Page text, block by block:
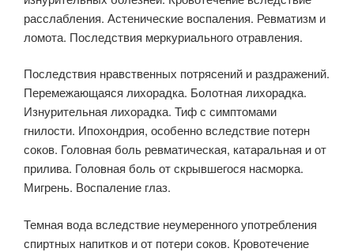
расслабления. Астенические воспаления. Ревматизм и
ломота. Последствия меркуриального отравления.
Последствия нравственных потрясений и раздражений.
Перемежающаяся лихорадка. Болотная лихорадка.
Изнурительная лихорадка. Тиф с симптомами
гнилости. Ипохондрия, особенно вследствие потерн
соков. Головная боль ревматическая, катаральная и от
прилива. Головная боль от скрывшегося насморка.
Мигрень. Воспаление глаз.
Темная вода вследствие неумеренного употребления
спиртных напитков и от потери соков. Кровотечение